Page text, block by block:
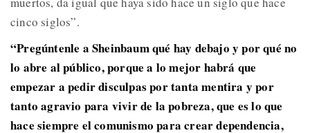
cinco siglos”.
“Pregúntenle a Sheinbaum qué hay debajo y por qué no
lo abre al público, porque a lo mejor habrá que
empezar a pedir disculpas por tanta mentira y por
tanto agravio para vivir de la pobreza, que es lo que
hace siempre el comunismo para crear dependencia,